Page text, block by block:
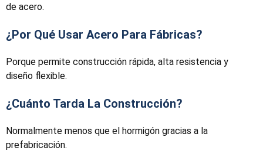
de acero.
¿Por Qué Usar Acero Para Fábricas?
Porque permite construcción rápida, alta resistencia y
diseño flexible.
¿Cuánto Tarda La Construcción?
Normalmente menos que el hormigón gracias a la
prefabricación.